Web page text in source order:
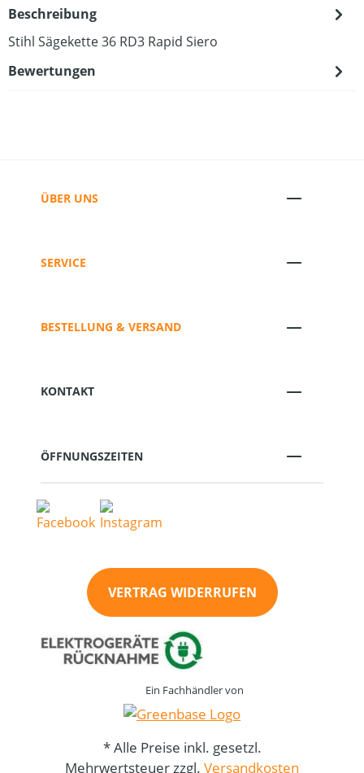
Beschreibung
Stihl Sägekette 36 RD3 Rapid Siero
Bewertungen
ÜBER UNS
SERVICE
BESTELLUNG & VERSAND
KONTAKT
ÖFFNUNGSZEITEN
VERTRAG WIDERRUFEN
Ein Fachhändler von
* Alle Preise inkl. gesetzl.
Mehrwertsteuer zzgl. Versandkosten